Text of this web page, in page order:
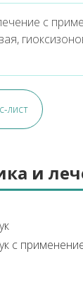
с
лист
и
с